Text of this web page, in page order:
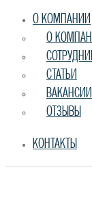
О КОМПАНИИ
О
СТАТЬИ
ВАКАНСИИ
ОТЗЫВЫ
КОНТАКТЫ